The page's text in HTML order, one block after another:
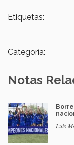
Etiquetas:
Categoría:
Notas
Luis